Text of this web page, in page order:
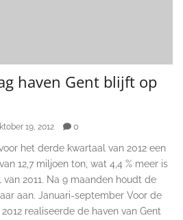
haven Gent blijft op
19, 2012 0
het derde kwartaal van 2012 een
12,7 miljoen ton, wat 4,4 % meer is
2011. Na 9 maanden houdt de
aan. Januari-september Voor de
realiseerde de haven van Gent